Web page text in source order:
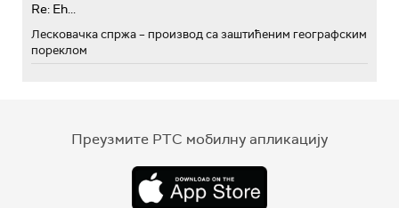
Re: Eh...
Лесковачка спржа – производ са заштићеним географским
пореклом
Преузмите РТС мобилну апликацију